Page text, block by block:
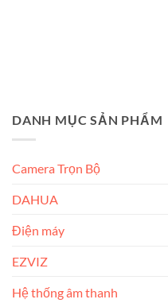
DANH MỤC SẢN PHẨM
Camera Trọn Bộ
DAHUA
Điện máy
EZVIZ
Hệ thống âm thanh